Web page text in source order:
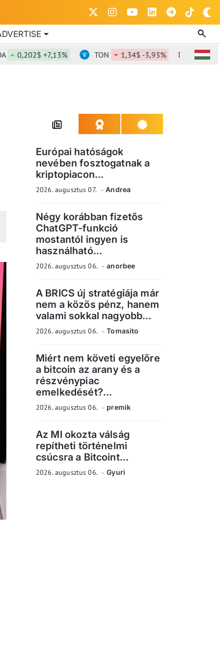
0,202$ +7,13% TON 1,34$ -3,93% DOT
Európai hatóságok
nevében fosztogatnak a
kriptopiacon...
2026. augusztus 07. Andrea
Négy korábban fizetős
ChatGPT-funkció
mostantól ingyen is
használható...
2026. augusztus 06. anorbee
A BRICS új stratégiája már
nem a közös pénz, hanem
valami sokkal nagyobb...
2026. augusztus 06. Tomasito
Miért nem követi egyelőre
a bitcoin az arany és a
részvénypiac
emelkedését?...
2026. augusztus 06. premik
Az MI okozta válság
repítheti történelmi
csúcsra a Bitcoint...
2026. augusztus 06. Gyuri